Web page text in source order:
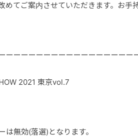
めてご案内させていただきます。お手
ーーーーーーーーーーーーーーーーー
2021 東京vol.7
無効(落選)となります。